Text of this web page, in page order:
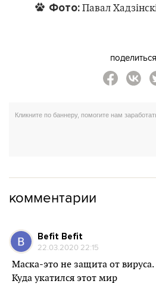
Фото: Павал
поделиться
комментарии
Befit Befit
22.03.2020 22:15
Маска-это не защита от вируса.
Куда укатился этот мир